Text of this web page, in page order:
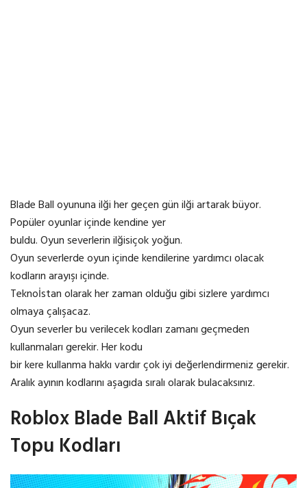
Blade Ball oyununa ilği her geçen gün ilği artarak büyor.
Popüler oyunlar içinde kendine yer
buldu. Oyun severlerin ilğisiçok yoğun.
Oyun severlerde oyun içinde kendilerine yardımcı olacak
kodların arayışı içinde.
Teknoİstan olarak her zaman olduğu gibi sizlere yardımcı
olmaya çalışacaz.
Oyun severler bu verilecek kodları zamanı geçmeden
kullanmaları gerekir. Her kodu
bir kere kullanma hakkı vardır çok iyi değerlendirmeniz gerekir.
Aralık ayının kodlarını aşagıda sıralı olarak bulacaksınız.
Roblox Blade Ball Aktif Bıçak
Topu Kodları